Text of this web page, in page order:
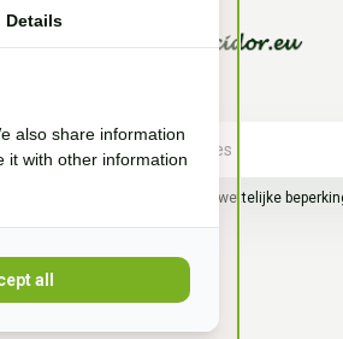
* Lees hier de wettelijke
Details
also share information
it with other information
all